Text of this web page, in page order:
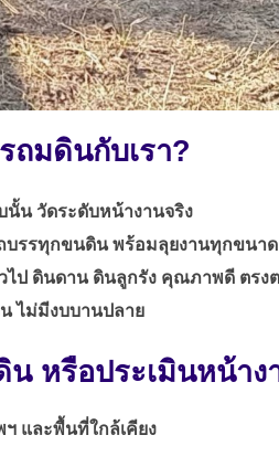
ถมดินกับเรา?
นั้น วัดระดับหน้างานจริง
บรรทุกขนดิน พร้อมลุยงานทุกขนาด
ป ดินดาน ดินลูกรัง คุณภาพดี ตรง
ไม่มีงบบานปลาย
หรือประเมินหน้าง
ฯ และพื้นที่ใกล้เคียง